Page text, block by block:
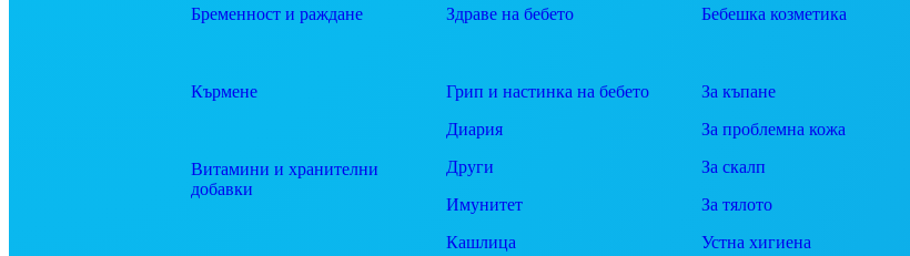
Бременност и раждане
Кърмене
Витамини и хранителни
добавки
Здраве на бебето
Грип и настинка на бебето
Диария
Други
Имунитет
Кашлица
Бебешка козметика
За къпане
За проблемна кожа
За скалп
За тялото
Устна хигиена